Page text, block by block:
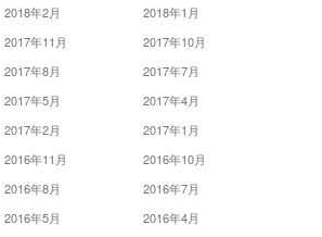
2018年2月
2018年1月
2017年11月
2017年10月
2017年8月
2017年7月
2017年5月
2017年4月
2017年2月
2017年1月
2016年11月
2016年10月
2016年8月
2016年7月
2016年5月
2016年4月